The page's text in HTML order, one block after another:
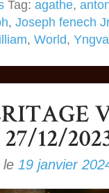
Tag: agathe,
, Joseph fenech Jr
, World,
le 19 janvier